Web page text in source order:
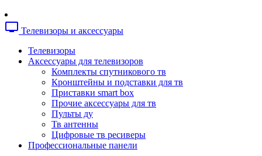
Телефония
Рации
Консоли для мини-атс
Системные телефоны
Телефоны
Телефоны dect
Торговое оборудование
Детектор валют
tv Телевизоры и аксессуары
Телевизоры
Аксессуары для телевизоров
Комплекты спутникового тв
Кронштейны и подставки для тв
Приставки smart box
Прочие аксессуары для тв
Пульты ду
Тв антенны
Цифровые тв ресиверы
Профессиональные панели